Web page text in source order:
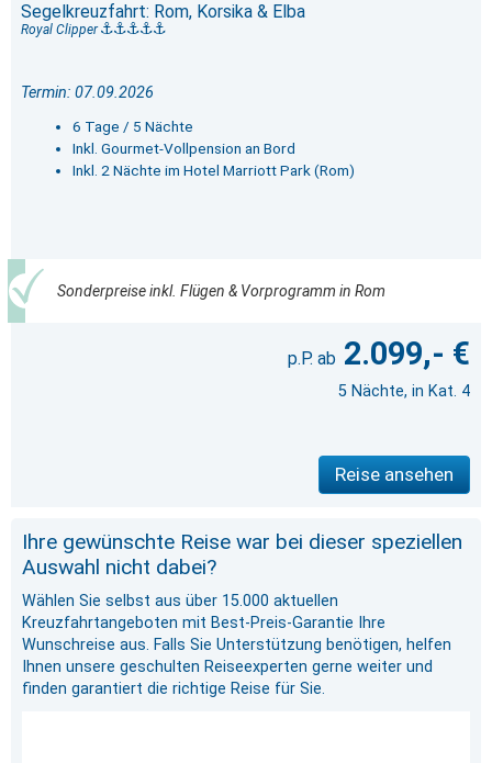
Segelkreuzfahrt: Rom, Korsika & Elba
Royal Clipper
Termin: 07.09.2026
6 Tage / 5 Nächte
Inkl. Gourmet-Vollpension an Bord
Inkl. 2 Nächte im Hotel Marriott Park (Rom)
Sonderpreise inkl. Flügen & Vorprogramm in Rom
2.099,- €
5 Nächte, in Kat. 4
Reise ansehen
Ihre gewünschte Reise war bei dieser speziellen
Auswahl nicht dabei?
Wählen Sie selbst aus über 15.000 aktuellen
Kreuzfahrtangeboten mit Best-Preis-Garantie Ihre
Wunschreise aus. Falls Sie Unterstützung benötigen, helfen
Ihnen unsere geschulten Reiseexperten gerne weiter und
finden garantiert die richtige Reise für Sie.